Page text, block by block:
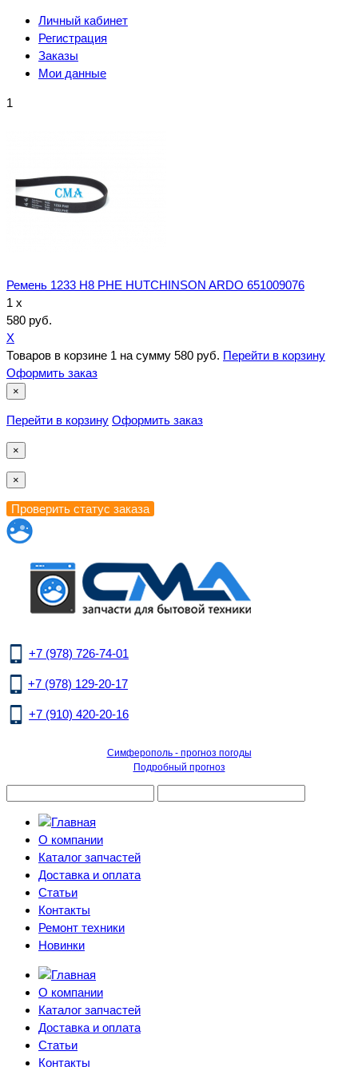
Личный кабинет
Регистрация
Заказы
Мои данные
1
Ремень 1233 H8 PHE HUTCHINSON ARDO 651009076
1 x
580 руб.
X
Товаров в корзине 1 на сумму 580 руб. Перейти в корзину
Оформить заказ
×
Перейти в корзину Оформить заказ
×
×
+7 (978) 726-74-01
+7 (978) 129-20-17
+7 (910) 420-20-16
Симферополь - прогноз погоды
Подробный прогноз
О компании
Каталог запчастей
Доставка и оплата
Статьи
Контакты
Ремонт техники
Новинки
О компании
Каталог запчастей
Доставка и оплата
Статьи
Контакты